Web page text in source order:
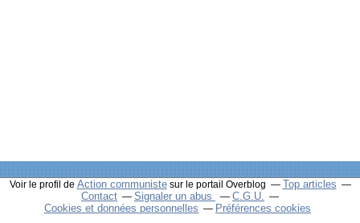
Voir le profil de Action communistesur le portail Overblog
Top articles
Contact
Signaler un abus
C.G.U.
Cookies et données personnelles
Préférences cookies